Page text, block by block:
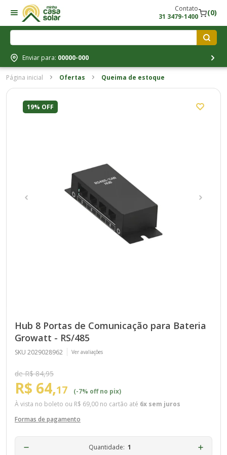
Contato
31 3479-1400
(0)
Enviar para: 00000-000
Página inicial Ofertas Queima de estoque
19% OFF
Hub 8 Portas de Comunicação para Bateria
Growatt - RS/485
SKU 2029028962 Ver avaliações
de R$ 84,95
R$ 64,17
(-7% off no pix)
À vista no boleto ou R$ 69,00 no cartão até 6x sem juros
Formas de pagamento
Quantidade: